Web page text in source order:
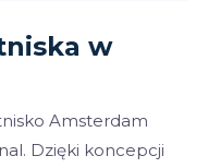
w
Amsterdam
Dzięki koncepcji